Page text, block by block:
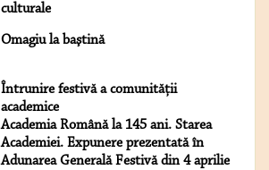
culturale
Omagiu la baştină
Întrunire festivă a comunităţii
academice
Academia Română la 145 ani. Starea
Academiei. Expunere prezentată în
Adunarea Generală Festivă din 4 aprilie